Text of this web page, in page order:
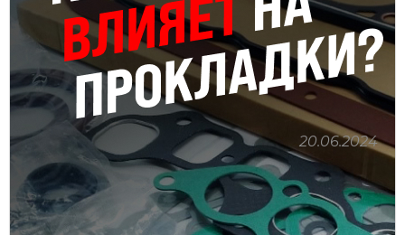
20.06.2024